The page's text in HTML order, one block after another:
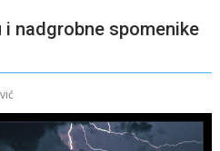
nadgrobne spomenike